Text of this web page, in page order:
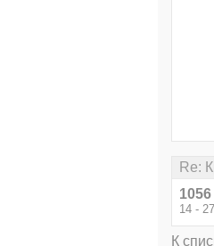
Re:
1056
14 -
К